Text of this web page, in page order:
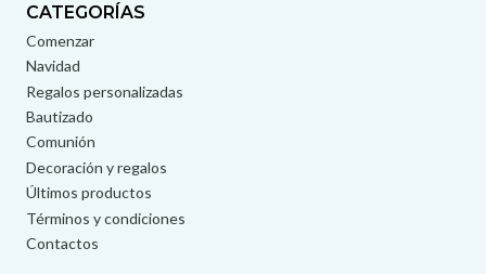
CATEGORÍAS
Comenzar
Navidad
Regalos personalizadas
Bautizado
Comunión
Decoración y regalos
Últimos productos
Términos y condiciones
Contactos